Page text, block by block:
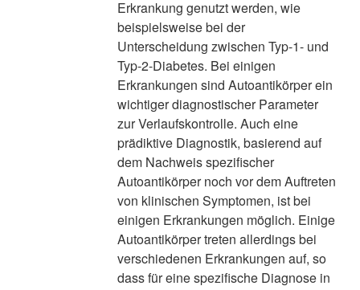
Erkrankung genutzt werden, wie
beispielsweise bei der
Unterscheidung zwischen Typ-1- und
Typ-2-Diabetes. Bei einigen
Erkrankungen sind Autoantikörper ein
wichtiger diagnostischer Parameter
zur Verlaufskontrolle. Auch eine
prädiktive Diagnostik, basierend auf
dem Nachweis spezifischer
Autoantikörper noch vor dem Auftreten
von klinischen Symptomen, ist bei
einigen Erkrankungen möglich. Einige
Autoantikörper treten allerdings bei
verschiedenen Erkrankungen auf, so
dass für eine spezifische Diagnose in